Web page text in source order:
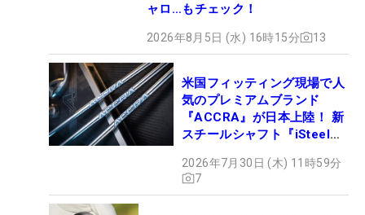
ャロ…もチェック！
2026年8月5日 (水) 16時15分 13
米国フィッティング現場で人
気のプレミアムブランド
『ACCRA』が日本上陸！ 新
スチールシャフト『iSteel
2026年7月30日 (木) 11時59分
7